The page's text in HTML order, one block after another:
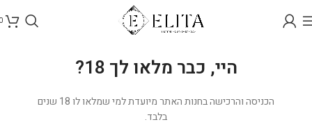
היי, כבר מלאו לך 18?
הכניסה והרכישה בחנות האתר מיועדת למי שמלאו לו 18 שנים
בלבד.